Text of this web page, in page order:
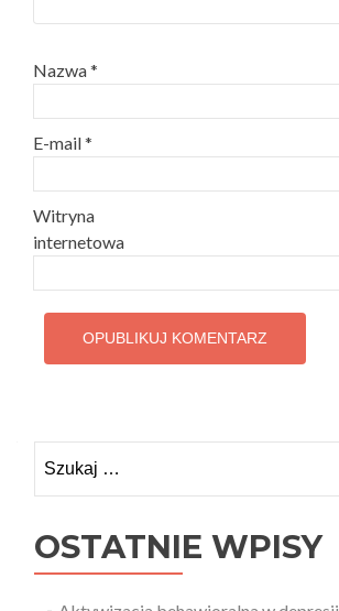
Nazwa*
E-mail*
Witryna
internetowa
OSTATNIE WPISY